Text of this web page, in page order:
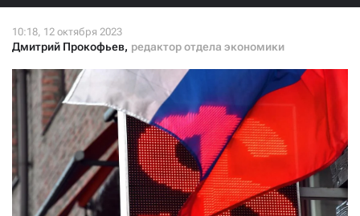
Дмитрий Прокофьев, редактор отдела экономики
Нажимая кнопку «Стать соучастником»,
я принимаю
условия и подтверждаю свое гражданство РФ
СТАТЬ СОУЧАСТНИКОМ
ПОДЕЛИТЬСЯ С ДРУЗЬЯМИ
Если у вас есть вопросы, пишите donate@novayagazeta.ruили
звоните: